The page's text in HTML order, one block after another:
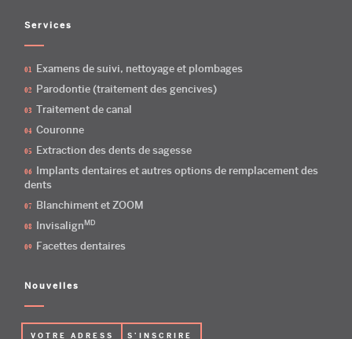
Services
Examens de suivi, nettoyage et plombages
Parodontie (traitement des gencives)
Traitement de canal
Couronne
Extraction des dents de sagesse
Implants dentaires et autres options de remplacement des
dents
Blanchiment et ZOOM
Invisalign MD
Facettes dentaires
Nouvelles